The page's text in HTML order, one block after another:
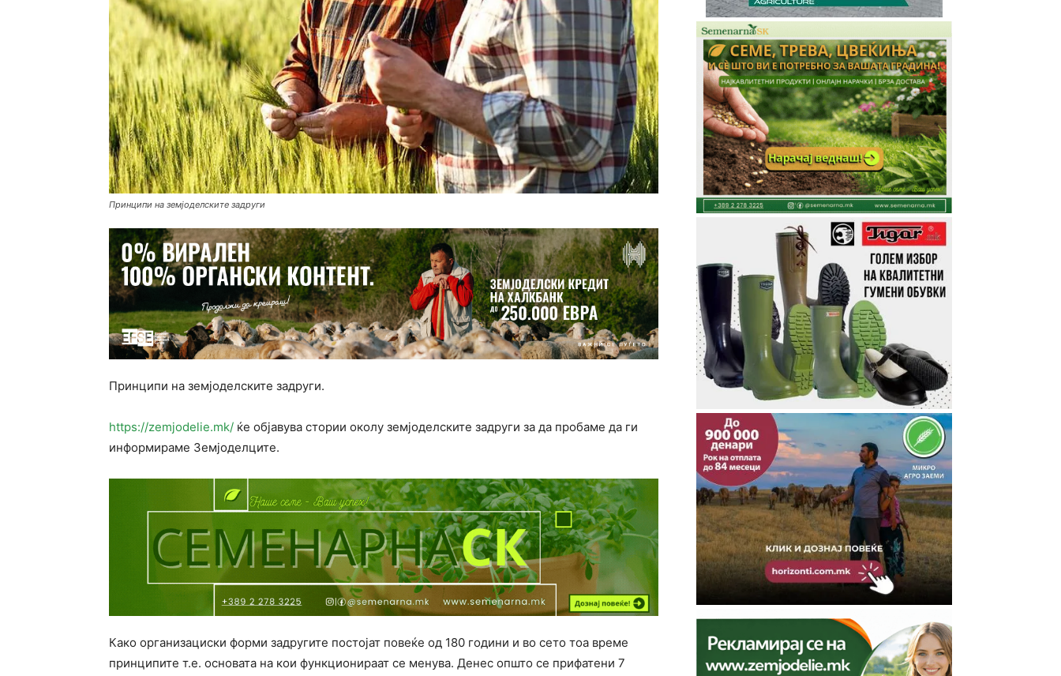
Принципи на земјоделските задруги
Принципи на земјоделските задруги.
https://zemjodelie.mk/ ќе објавува стории околу земјоделските задруги за да пробаме да ги
информираме Земјоделците.
Како организациски форми задругите постојат повеќе од 180 години и во сето тоа време
принципите т.е. основата на кои функционираат се менува. Денес општо се прифатени 7